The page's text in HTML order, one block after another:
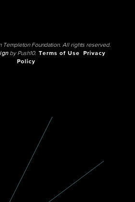
Templeton Foundation. All rights reserved.
by Push10. Terms of Use
Privacy
Policy